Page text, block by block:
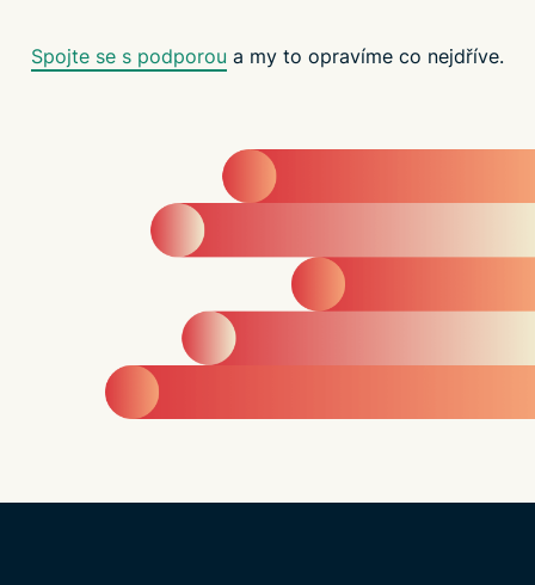
Spojte se s podporou a my to opravíme co nejdříve.